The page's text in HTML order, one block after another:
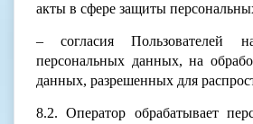
акты в сфере защиты
– согласия Пользователей
персональных данных, на
данных, разрешенных для
8.2. Оператор обрабатывает